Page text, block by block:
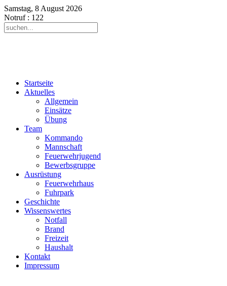
Samstag, 8 August 2026
Notruf: 122
Startseite
Aktuelles
Allgemein
Einsätze
Übung
Team
Kommando
Mannschaft
Feuerwehrjugend
Bewerbsgruppe
Ausrüstung
Feuerwehrhaus
Fuhrpark
Geschichte
Wissenswertes
Notfall
Brand
Freizeit
Haushalt
Kontakt
Impressum